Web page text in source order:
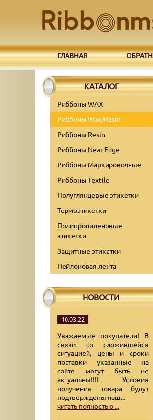
ГЛАВНАЯ
КАТАЛОГ
Риббоны WAX
Риббоны Wax/Resin
Риббоны Resin
Риббоны Near Edge
Риббоны Маркировочные
Риббоны Textile
Полуглянцевые этикетки
Термоэтикетки
Полипропиленовые
этикетки
Защитные этикетки
Нейлоновая лента
НОВОСТИ
10.03.22
Уважаемые покупатели! В
связи со сложившейся
ситуацией, цены и сроки
поставки указанные на
сайте могут быть не
актуальны!!!! Условия
получения товара будут
подтверждены наш...
читать полностью ...